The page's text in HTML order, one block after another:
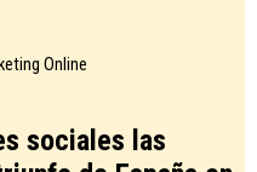
Online
sociales las